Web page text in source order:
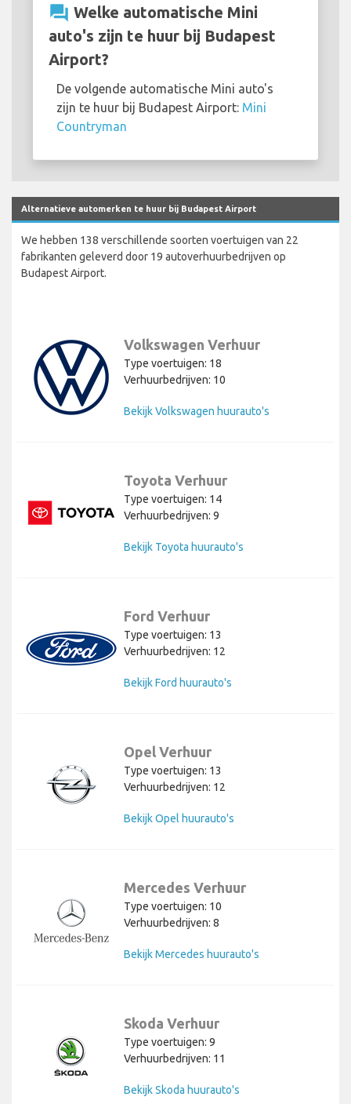
question_answer Welke automatische Mini
auto's zijn te huur bij Budapest
Airport?
De volgende automatische Mini auto's
zijn te huur bij Budapest Airport: Mini
Countryman
Alternatieve automerken te huur bij Budapest Airport
We hebben 138 verschillende soorten voertuigen van 22
fabrikanten geleverd door 19 autoverhuurbedrijven op
Budapest Airport.
Volkswagen Verhuur
Type voertuigen: 18
Verhuurbedrijven: 10
Bekijk Volkswagen huurauto's
Toyota Verhuur
Type voertuigen: 14
Verhuurbedrijven: 9
Bekijk Toyota huurauto's
Ford Verhuur
Type voertuigen: 13
Verhuurbedrijven: 12
Bekijk Ford huurauto's
Opel Verhuur
Type voertuigen: 13
Verhuurbedrijven: 12
Bekijk Opel huurauto's
Mercedes Verhuur
Type voertuigen: 10
Verhuurbedrijven: 8
Bekijk Mercedes huurauto's
Skoda Verhuur
Type voertuigen: 9
Verhuurbedrijven: 11
Bekijk Skoda huurauto's